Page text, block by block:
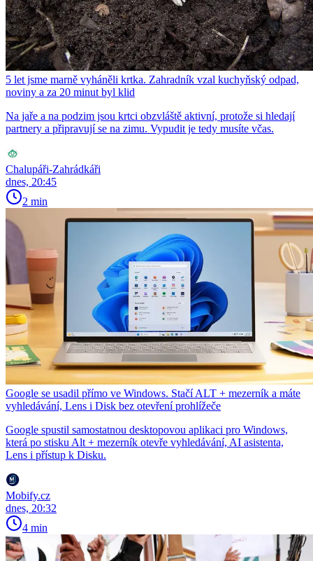
5 let jsme marně vyháněli krtka. Zahradník vzal kuchyňský odpad,
noviny a za 20 minut byl klid
Na jaře a na podzim jsou krtci obzvláště aktivní, protože si hledají
partnery a připravují se na zimu. Vypudit je tedy musíte včas.
Chalupáři-Zahrádkáři
dnes, 20:45
2 min
Google se usadil přímo ve Windows. Stačí ALT + mezerník a máte
vyhledávání, Lens i Disk bez otevření prohlížeče
Google spustil samostatnou desktopovou aplikaci pro Windows,
která po stisku Alt + mezerník otevře vyhledávání, AI asistenta,
Lens i přístup k Disku.
Mobify.cz
dnes, 20:32
4 min